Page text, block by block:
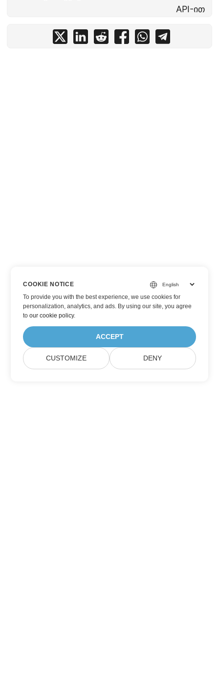
API-ით
COOKIE NOTICE
To provide you with the best experience, we use cookies for
personalization, analytics, and ads. By using our site, you agree
toour cookie policy.
ACCEPT
CUSTOMIZE DENY